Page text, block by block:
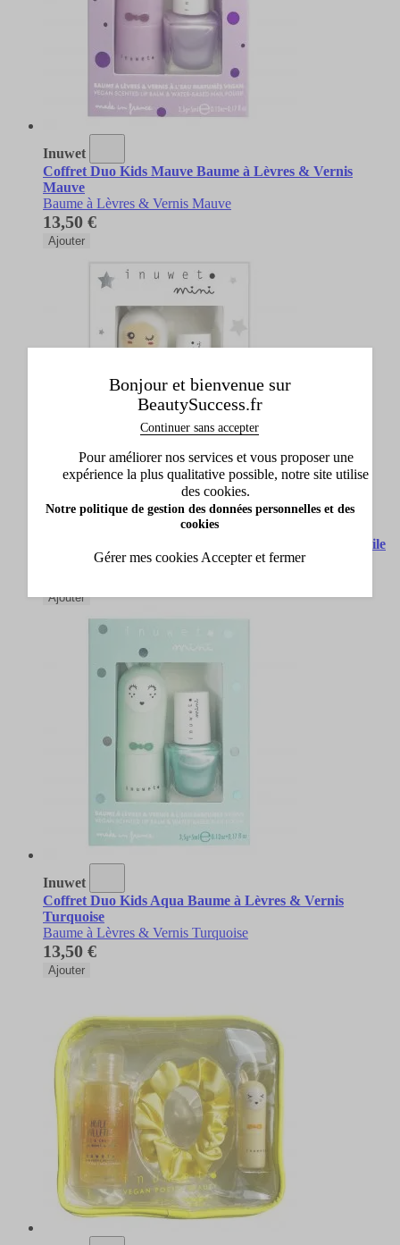
Inuwet
Coffret Duo Kids Mauve Baume à Lèvres & Vernis
Mauve
Baume à Lèvres & Vernis Mauve
13,50 €
Ajouter
Coffret Duo Kids White Baume à Lèvres & Vernis Étoile
Baume à Lèvres & Vernis Étoile
Ajouter
Inuwet
Coffret Duo Kids Aqua Baume à Lèvres & Vernis
Turquoise
Baume à Lèvres & Vernis Turquoise
13,50 €
Ajouter
Bonjour et bienvenue sur
BeautySuccess.fr
Continuer sans accepter
Pour améliorer nos services et vous proposer une
expérience la plus qualitative possible, notre site utilise
des cookies.
Notre politique de gestion des données personnelles et des
cookies
Gérer mes cookies Accepter et fermer